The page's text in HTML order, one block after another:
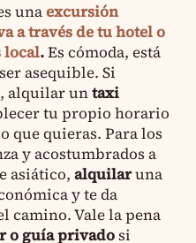
unaexcursión
a través de tu hotel o
local.Es cómoda, está
asequible. Si
alquilar untaxi
tu propio horario
que quieras. Para los
y acostumbrados a
asiático, alquilaruna
y te da
camino. Vale la pena
o guía privadosi